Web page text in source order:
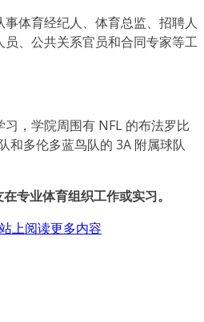
体育经纪人、体育总监、招聘人
员、公共关系官员和合同专家等工
，学院周围有 NFL 的布法罗比
和多伦多蓝鸟队的 3A 附属球队
专业体育组织工作或实习。
上阅读更多内容